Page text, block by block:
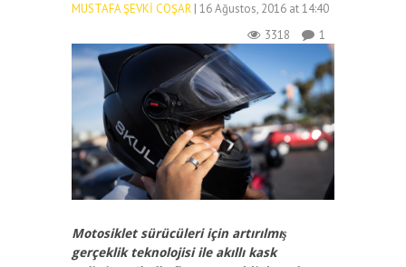
MUSTAFA ŞEVKI COŞAR | 16 Ağustos, 2016 at 14:40
3318
1
Motosiklet sürücüleri için artırılmış
gerçeklik teknolojisi ile akıllı kask